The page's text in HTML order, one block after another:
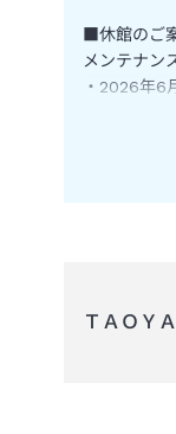
■休館のご
メンテナン
・2026年6
■お子様に
ＴＡＯＹ